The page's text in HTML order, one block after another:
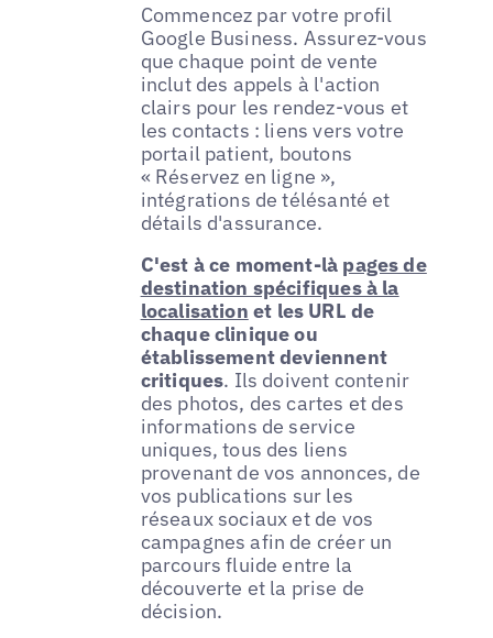
Commencez par votre profil
Google Business. Assurez-vous
que chaque point de vente
inclut des appels à l'action
clairs pour les rendez-vous et
les contacts : liens vers votre
portail patient, boutons
« Réservez en ligne »,
intégrations de télésanté et
détails d'assurance.
C'est à ce moment-là pages de
destination spécifiques à la
localisation et les URL de
chaque clinique ou
établissement deviennent
critiques. Ils doivent contenir
des photos, des cartes et des
informations de service
uniques, tous des liens
provenant de vos annonces, de
vos publications sur les
réseaux sociaux et de vos
campagnes afin de créer un
parcours fluide entre la
découverte et la prise de
décision.